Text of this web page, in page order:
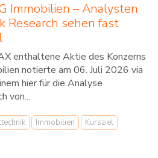
Immobilien – Analysten
Research sehen fast
enthaltene Aktie des Konzerns
notierte am 06. Juli 2026 via
hier für die Analyse
von...
Immobilien
Kursziel